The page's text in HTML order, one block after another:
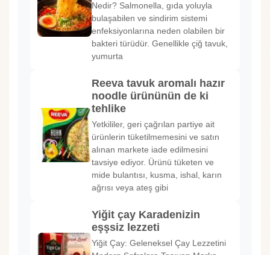
Nedir? Salmonella, gıda yoluyla
bulaşabilen ve sindirim sistemi
enfeksiyonlarına neden olabilen bir
bakteri türüdür. Genellikle çiğ tavuk,
yumurta
Reeva tavuk aromalı hazır
noodle ürününün de ki
tehlike
Yetkililer, geri çağrılan partiye ait
ürünlerin tüketilmemesini ve satın
alınan markete iade edilmesini
tavsiye ediyor. Ürünü tüketen ve
mide bulantısı, kusma, ishal, karın
ağrısı veya ateş gibi
Yiğit çay Karadenizin
eşşsiz lezzeti
Yiğit Çay: Geleneksel Çay Lezzetini